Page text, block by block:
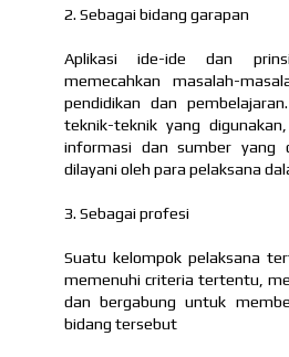
2. Sebagai bidang garapan
Aplikasi ide-ide dan
memecahkan masalah-
pendidikan dan
teknik-teknik yang
informasi dan sumber yang
dilayani oleh para pelaksana
3. Sebagai profesi
Suatu kelompok pelaksana
memenuhi criteria tertentu,
dan bergabung untuk
bidang tersebut